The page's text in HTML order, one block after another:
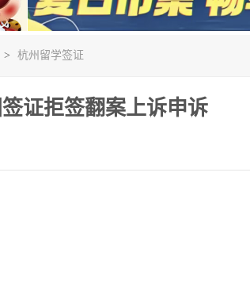
> 杭州留学签证
证拒签翻案上诉申诉